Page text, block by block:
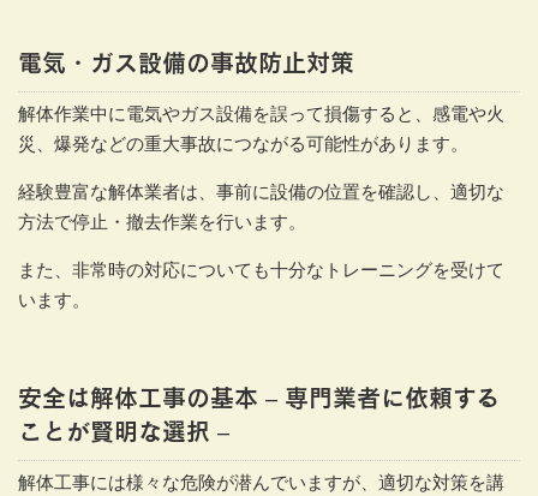
電気・ガス設備の事故防止対策
解体作業中に電気やガス設備を誤って損傷すると、感電や火
災、爆発などの重大事故につながる可能性があります。
経験豊富な解体業者は、事前に設備の位置を確認し、適切な
方法で停止・撤去作業を行います。
また、非常時の対応についても十分なトレーニングを受けて
います。
安全は解体工事の基本 – 専門業者に依頼する
ことが賢明な選択 –
解体工事には様々な危険が潜んでいますが、適切な対策を講